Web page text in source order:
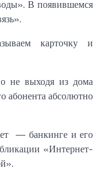
В появившемся
карточку и
не выходя из дома
абонента абсолютно
— банкинге и его
«Интернет-